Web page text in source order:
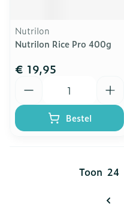
Nutrilon
Nutrilon Rice Pro 400g
€ 19,95
Bestel
Toon